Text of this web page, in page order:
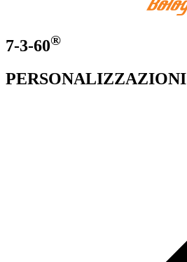
7-3-60®
PERSONALIZZAZIONI